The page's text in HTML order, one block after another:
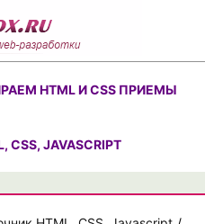
HTML И CSS ПРИЕМЫ
JAVASCRIPT